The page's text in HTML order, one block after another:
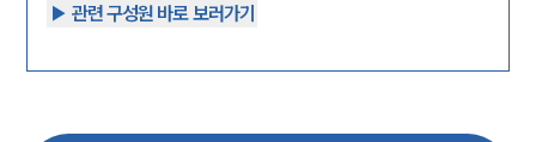
▶︎ 관련 구성원 바로 보러가기